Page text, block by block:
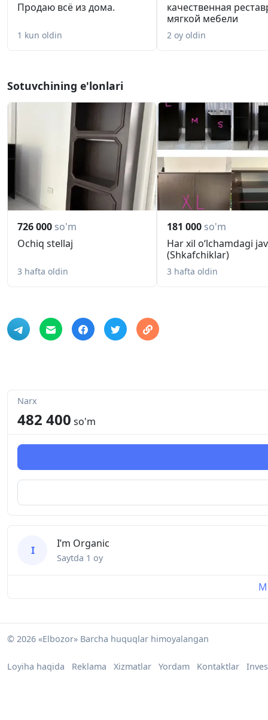
Продаю всё из дома.
1 kun oldin
качественная
мягкой мебели
2 oy oldin
Sotuvchining e'lonlari
726 000 so'm
Ochiq stellaj
3 hafta oldin
181 000 so'm
Har xil o‘lchamdagi
(Shkafchiklar)
3 hafta oldin
Narx
482 400 so'm
I
I’m Organic
Saytda 1 oy
© 2026 «Elbozor» Barcha huquqlar himoyalangan
Loyiha haqida Reklama Xizmatlar Yordam Kontaktlar